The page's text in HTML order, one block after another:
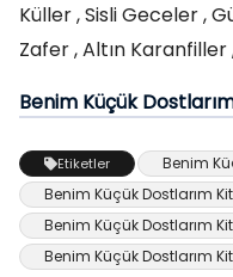
Küller , Sisli Geceler ,
Zafer , Altın Karanfiller
Benim Küçük
Etiketler
Benim
Benim Küçük Dostlarım
Benim Küçük Dostlarım
Benim Küçük Dostlarım